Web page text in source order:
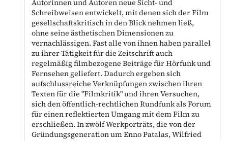
Autorinnen und Autoren neue Sicht- und
Schreibweisen entwickelt, mit denen sich der Film
gesellschaftskritisch in den Blick nehmen ließ,
ohne seine ästhetischen Dimensionen zu
vernachlässigen. Fast alle von ihnen haben parallel
zu ihrer Tätigkeit für die Zeitschrift auch
regelmäßig filmbezogene Beiträge für Hörfunk und
Fernsehen geliefert. Dadurch ergeben sich
aufschlussreiche Verknüpfungen zwischen ihren
Texten für die "Filmkritik" und ihren Versuchen,
sich den öffentlich-rechtlichen Rundfunk als Forum
für einen reflektierten Umgang mit dem Film zu
erschließen. In zwölf Werkporträts, die von der
Gründungsgeneration um Enno Patalas, Wilfried